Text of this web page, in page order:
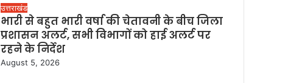
C
l
o
s
e
उत्तराखंड
भारी से बहुत भारी वर्षा की चेतावनी के बीच जिला
प्रशासन अलर्ट, सभी विभागों को हाई अलर्ट पर
रहने के निर्देश
August 5, 2026